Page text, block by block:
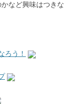
など興味はつきな
ろう！